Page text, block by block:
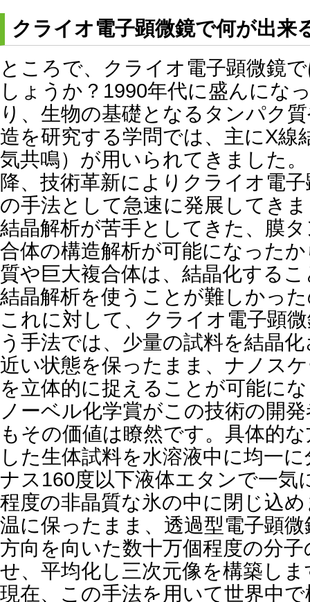
クライオ電子顕微鏡で何が出来
ところで、クライオ電子顕微鏡
しょうか？1990年代に盛んにな
り、生物の基礎となるタンパク
造を研究する学問では、主にX線
気共鳴）が用いられてきました
降、技術革新によりクライオ電
の手法として急速に発展してき
結晶解析が苦手としてきた、膜
合体の構造解析が可能になった
質や巨大複合体は、結晶化する
結晶解析を使うことが難しかっ
これに対して、クライオ電子顕
う手法では、少量の試料を結晶
近い状態を保ったまま、ナノス
を立体的に捉えることが可能に
ノーベル化学賞がこの技術の開
もその価値は瞭然です。具体的
した生体試料を水溶液中に均一
ナス160度以下液体エタンで一気
程度の非晶質な氷の中に閉じ込
温に保ったまま、透過型電子顕
方向を向いた数十万個程度の分
せ、平均化し三次元像を構築しま
現在、この手法を用いて世界中